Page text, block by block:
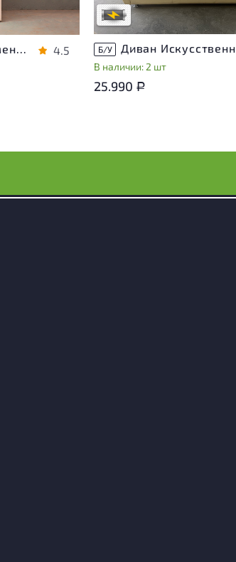
4.5
В обработке
Б/У
В наличии: 2 шт
25.990 Р